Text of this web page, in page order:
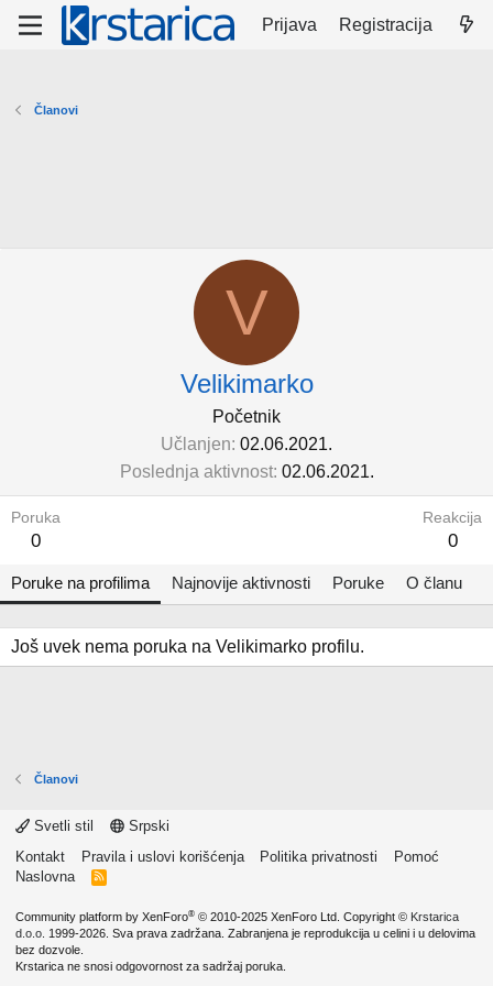
Prijava Registracija
Članovi
V
Velikimarko
Početnik
Učlanjen 02.06.2021.
Poslednja aktivnost 02.06.2021.
Poruka
0
Reakcija
0
Poruke na profilima Najnovije aktivnosti Poruke O članu
Još uvek nema poruka na Velikimarko profilu.
Članovi
Svetli stil
Srpski
Kontakt
Pravila i uslovi korišćenja Politika privatnosti
Pomoć
Naslovna
R
Community platform by XenForo® © 2010-2025 XenForo Ltd. Copyright © Krstarica
d.o.o. 1999-2026. Sva prava zadržana. Zabranjena je reprodukcija u celini i u delovima
bez dozvole.
Krstarica ne snosi odgovornost za sadržaj poruka.